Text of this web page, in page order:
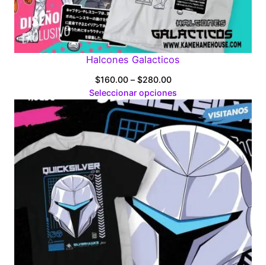
Halcones Galacticos
$160.00 – $280.00Price
range:
$160.00
through
$280.00
Seleccionar opciones